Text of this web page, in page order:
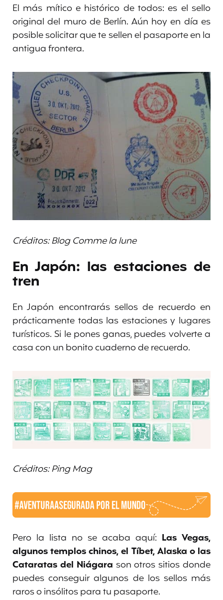
El más mítico e histórico de todos: es el sello
original del muro de Berlín. Aún hoy en día es
posible solicitar que te sellen el pasaporte en la
antigua frontera.
Créditos: Blog Comme la lune
En Japón: las estaciones de
tren
En Japón encontrarás sellos de recuerdo en
prácticamente todas las estaciones y lugares
turísticos. Si le pones ganas, puedes volverte a
casa con un bonito cuaderno de recuerdo.
Créditos: Ping Mag
Pero la lista no se acaba aquí: Las Vegas,
algunos templos chinos, el Tíbet, Alaska o las
Cataratas del Niágara son otros sitios donde
puedes conseguir algunos de los sellos más
raros o insólitos para tu pasaporte.